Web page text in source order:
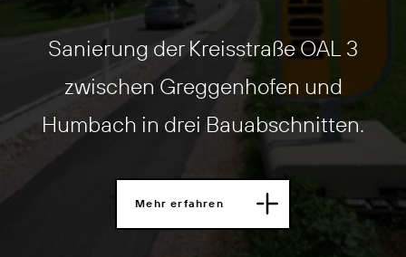
Sanierung der Kreisstraße OAL 3
zwischen Greggenhofen und
Humbach in drei Bauabschnitten.
Mehr erfahren